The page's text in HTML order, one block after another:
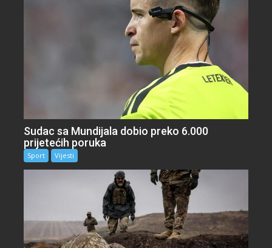
Sudac sa Mundijala dobio preko 6.000
prijetećih poruka
Sport Vijesti